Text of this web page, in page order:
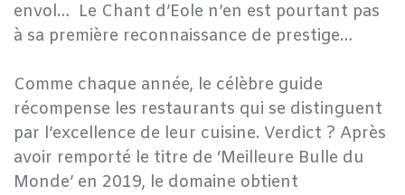
envol… Le Chant d’Eole n’en est pourtant pas
à sa première reconnaissance de prestige…
​Comme chaque année, le célèbre guide
récompense les restaurants qui se distinguent
par l’excellence de leur cuisine. Verdict ? Après
avoir remporté le titre de ‘Meilleure Bulle du
Monde’ en 2019, le domaine obtient